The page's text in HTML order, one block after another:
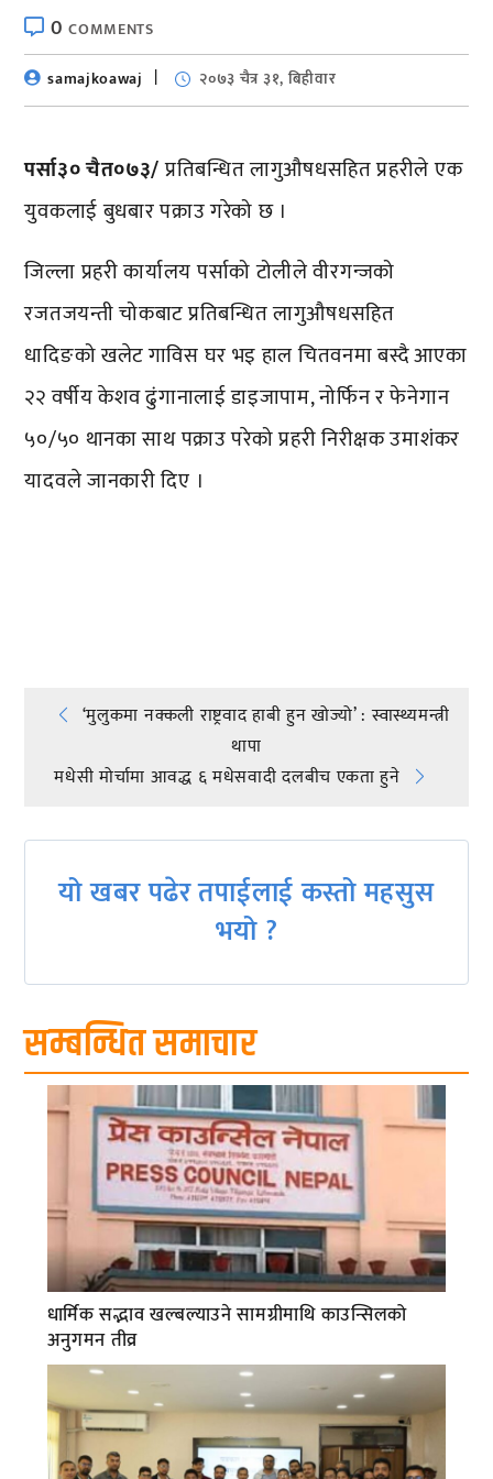
0COMMENTS
samajkoawaj
२०७३ चैत्र ३१, बिहीवार
पर्सा३० चैत०७३/प्रतिबन्धित लागुऔषधसहित प्रहरीले एक
युवकलाई बुधबार पक्राउ गरेको छ ।
जिल्ला प्रहरी कार्यालय पर्साको टोलीले वीरगन्जको
रजतजयन्ती चोकबाट प्रतिबन्धित लागुऔषधसहित
धादिङको खलेट गाविस घर भइ हाल चितवनमा बस्दै आएका
२२ वर्षीय केशव ढुंगानालाई डाइजापाम, नोर्फिन र फेनेगान
५०/५० थानका साथ पक्राउ परेको प्रहरी निरीक्षक उमाशंकर
यादवले जानकारी दिए ।
Post
navigation
‘मुलुकमा नक्कली राष्ट्रवाद हाबी हुन खोज्यो’ : स्वास्थ्यमन्त्री
थापा
मधेसी मोर्चामा आवद्ध ६ मधेसवादी दलबीच एकता हुने
यो खबर पढेर तपाईलाई कस्तो महसुस
भयो ?
सम्बन्धित समाचार
धार्मिक सद्भाव खल्बल्याउने सामग्रीमाथि काउन्सिलको
अनुगमन तीव्र